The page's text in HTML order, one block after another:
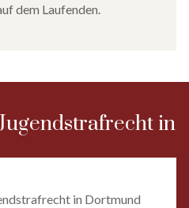
dem Laufenden.
in
in Dortmund